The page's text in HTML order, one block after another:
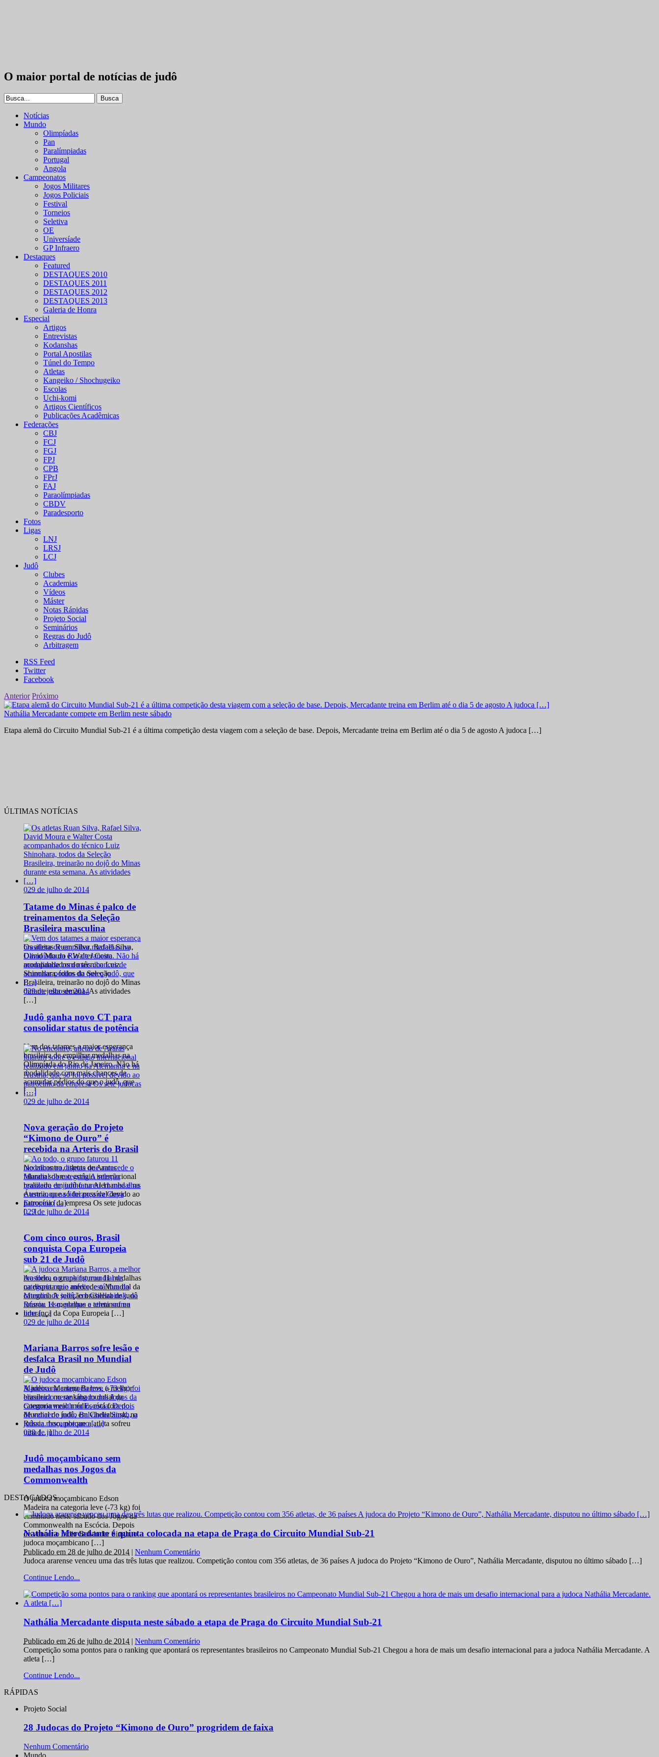
O maior portal de notícias de judô
Notícias
Mundo
Olimpíadas
Pan
Paralímpiadas
Portugal
Angola
Campeonatos
Jogos Militares
Jogos Policiais
Festival
Torneios
Seletiva
OE
Universíade
GP Infraero
Destaques
Featured
DESTAQUES 2010
DESTAQUES 2011
DESTAQUES 2012
DESTAQUES 2013
Galeria de Honra
Especial
Artigos
Entrevistas
Kodanshas
Portal Apostilas
Túnel do Tempo
Atletas
Kangeiko / Shochugeiko
Escolas
Uchi-komi
Artigos Científicos
Publicações Acadêmicas
Federações
CBJ
FCJ
FGJ
FPJ
CPB
FPrJ
FAJ
Paraolímpiadas
CBDV
Paradesporto
Fotos
Ligas
LNJ
LRSJ
LCJ
Judô
Clubes
Academias
Vídeos
Máster
Notas Rápidas
Projeto Social
Seminários
Regras do Judô
Arbitragem
RSS Feed
Twitter
Facebook
Anterior Próximo
Nathália Mercadante compete em Berlim neste sábado
Etapa alemã do Circuito Mundial Sub-21 é a última competição desta viagem com a seleção de base. Depois, Mercadante treina em Berlim até o dia 5 de agosto A judoca […]
ÚLTIMAS NOTÍCIAS
029 de julho de 2014
Tatame do Minas é palco de
treinamentos da Seleção
Brasileira masculina
Os atletas Ruan Silva, Rafael Silva,
David Moura e Walter Costa
acompanhados do técnico Luiz
Shinohara, todos da Seleção
Brasileira, treinarão no dojô do Minas
durante esta semana. As atividades
[…]
029 de julho de 2014
Judô ganha novo CT para
consolidar status de potência
Vem dos tatames a maior esperança
brasileira de empilhar medalhas na
Olimpíada do Rio de Janeiro. Não há
modalidade com mais chances de
acumular pódios do que o judô, que
[…]
029 de julho de 2014
Nova geração do Projeto
“Kimono de Ouro” é
recebida na Arteris do Brasil
No encontro, atletas de Araras
falaram sobre o estágio internacional
realizado em junho na Alemanha e na
Áustria, que só foi possível devido ao
patrocínio da empresa Os sete judocas
[…]
029 de julho de 2014
Com cinco ouros, Brasil
conquista Copa Europeia
sub 21 de Judô
Ao todo, o grupo faturou 11 medalhas
na disputa que antecede o Mundial da
categoria A seleção brasileira de judô
faturou 11 medalhas e terminou na
liderança da Copa Europeia […]
029 de julho de 2014
Mariana Barros sofre lesão e
desfalca Brasil no Mundial
de Judô
A judoca Mariana Barros, a melhor
brasileira no ranking mundial da
categoria meio médio, está fora do
Mundial de judô, em Cheliabinsk, na
Rússia. Isso, porque a atleta sofreu
uma […]
028 de julho de 2014
Judô moçambicano sem
medalhas nos Jogos da
Commonwealth
O judoca moçambicano Edson
Madeira na categoria leve (-73 kg) foi
eliminado neste sábado dos Jogos da
Commonwealth na Escócia. Depois
de vencer o índio Balvinder Singh, o
judoca moçambicano […]
DESTACADOS
Nathália Mercadante é quinta colocada na etapa de Praga do Circuito Mundial Sub-21
Publicado em 28 de julho de 2014 | Nenhum Comentário
Judoca ararense venceu uma das três lutas que realizou. Competição contou com 356 atletas, de 36 países A judoca do Projeto “Kimono de Ouro”, Nathália Mercadante, disputou no último sábado […]
Continue Lendo...
Nathália Mercadante disputa neste sábado a etapa de Praga do Circuito Mundial Sub-21
Publicado em 26 de julho de 2014 | Nenhum Comentário
Competição soma pontos para o ranking que apontará os representantes brasileiros no Campeonato Mundial Sub-21 Chegou a hora de mais um desafio internacional para a judoca Nathália Mercadante. A
atleta […]
Continue Lendo...
RÁPIDAS
Projeto Social
28 Judocas do Projeto “Kimono de Ouro” progridem de faixa
Nenhum Comentário
Mundo